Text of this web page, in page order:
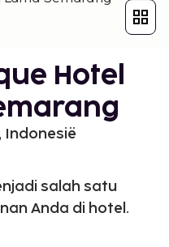
Hotel
Indonesië
salah satu
Anda di hotel.